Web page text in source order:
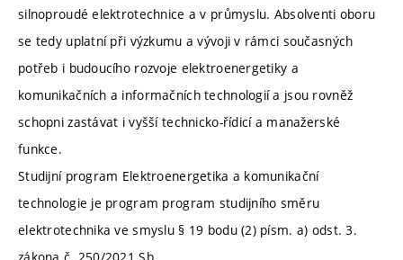
silnoproudé elektrotechnice a v průmyslu. Absolventi oboru
se tedy uplatní při výzkumu a vývoji v rámci současných
potřeb i budoucího rozvoje elektroenergetiky a
komunikačních a informačních technologií a jsou rovněž
schopni zastávat i vyšší technicko-řídicí a manažerské
funkce.
Studijní program Elektroenergetika a komunikační
technologie je program program studijního směru
elektrotechnika ve smyslu § 19 bodu (2) písm. a) odst. 3.